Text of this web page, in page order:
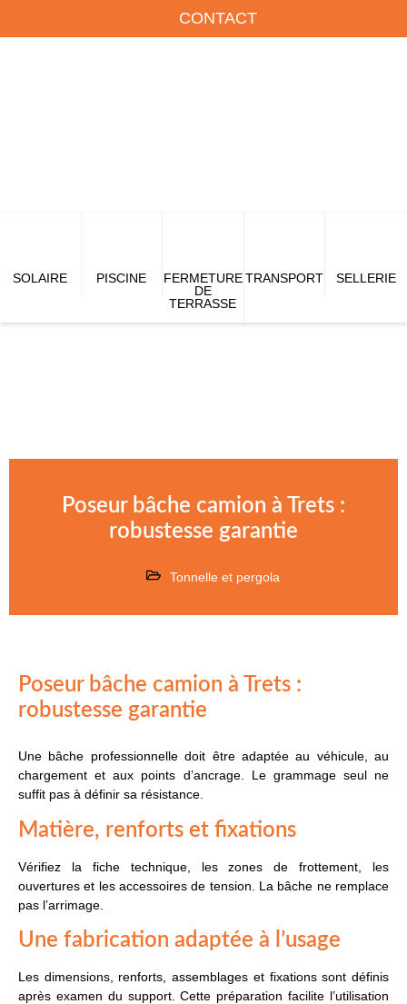
CONTACT
SOLAIRE PISCINE
FERMETURE
DE
TERRASSE
TRANSPORT SELLERIE
Poseur bâche camion à Trets :
robustesse garantie
Tonnelle et pergola
Poseur bâche camion à Trets :
robustesse garantie
Une bâche professionnelle doit être adaptée au véhicule, au
chargement et aux points d’ancrage. Le grammage seul ne
suffit pas à définir sa résistance.
Matière, renforts et fixations
Vérifiez la fiche technique, les zones de frottement, les
ouvertures et les accessoires de tension. La bâche ne remplace
pas l’arrimage.
Une fabrication adaptée à l’usage
Les dimensions, renforts, assemblages et fixations sont définis
après examen du support. Cette préparation facilite l’utilisation